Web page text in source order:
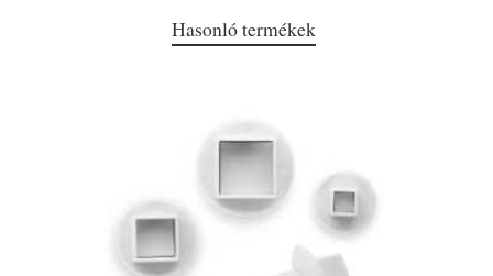
Hasonló termékek